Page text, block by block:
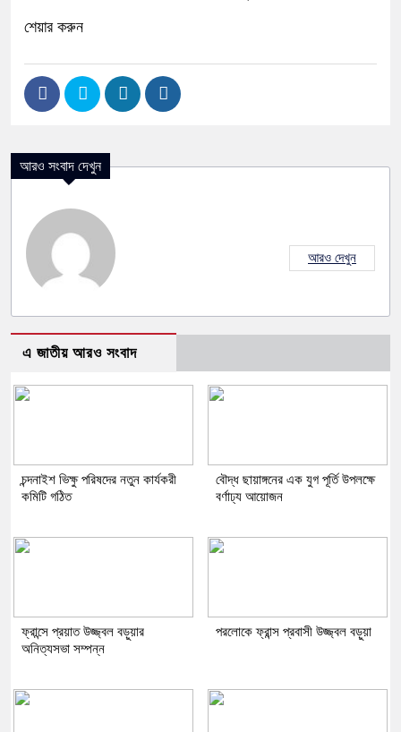
শেয়ার করুন
আরও সংবাদ দেখুন
আরও দেখুন
এ জাতীয় আরও সংবাদ
চন্দনাইশ ভিক্ষু পরিষদের নতুন কার্যকরী
কমিটি গঠিত
বৌদ্ধ ছায়াঙ্গনের এক যুগ পূর্তি উপলক্ষে
বর্ণাঢ্য আয়োজন
ফ্রান্সে প্রয়াত উজ্জ্বল বড়ুয়ার
অনিত্যসভা সম্পন্ন
পরলোকে ফ্রান্স প্রবাসী উজ্জ্বল বড়ুয়া